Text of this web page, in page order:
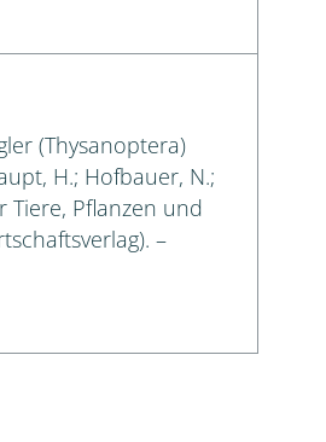
(Thysanoptera)
H.; Hofbauer, N.;
Tiere, Pflanzen und
–